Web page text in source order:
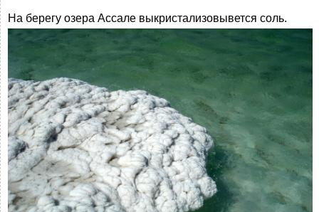
На берегу озера Ассале выкристализовывется соль.